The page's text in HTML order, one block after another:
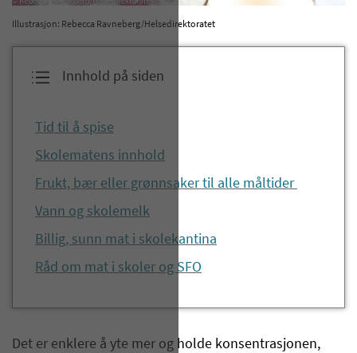
Illustrasjon: Rebecca Ravneberg/Helsedirektoratet
Innhold på siden
Tid til å spise
Skolematens innhold
Frukt, bær eller grønnsaker til alle måltider
Vann og skolemelk
Billig, sunn mat i skolekantina
Råd om mat i skoler og SFO
Det er enklere å yte mer og holde konsentrasjonen,